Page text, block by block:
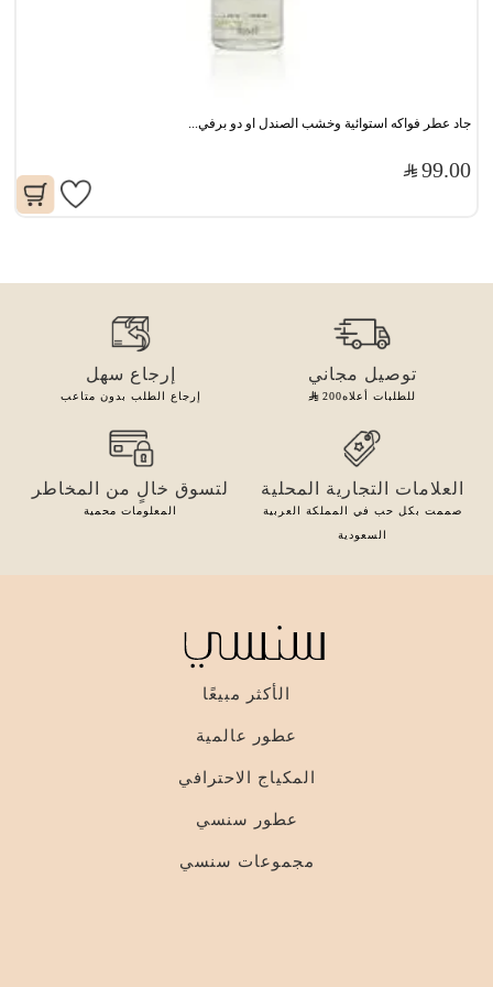
جاد عطر فواكه استوائية وخشب الصندل او دو برفي...
99.00
توصيل مجاني
للطلبات أعلاه200
إرجاع سهل
إرجاع الطلب بدون متاعب
العلامات التجارية المحلية
صممت بكل حب في المملكة العربية
السعودية
لتسوق خالٍ من المخاطر
المعلومات محمية
الأكثر مبيعًا
عطور عالمية
المكياج الاحترافي
عطور سنسي
مجموعات سنسي